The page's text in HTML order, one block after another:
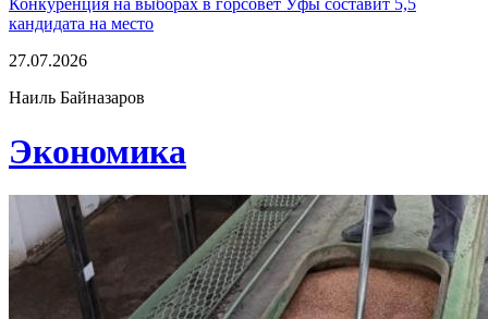
Конкуренция на выборах в горсовет Уфы составит 5,5
кандидата на место
27.07.2026
Наиль Байназаров
Экономика